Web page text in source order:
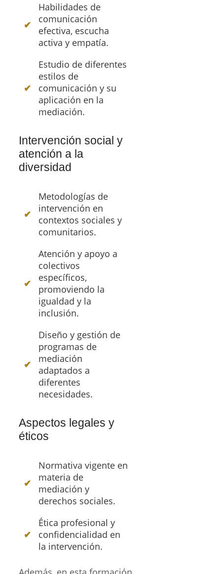
Habilidades de
comunicación
efectiva, escucha
activa y empatía.
Estudio de diferentes
estilos de
comunicación y su
aplicación en la
mediación.
Intervención social y
atención a la
diversidad
Metodologías de
intervención en
contextos sociales y
comunitarios.
Atención y apoyo a
colectivos
específicos,
promoviendo la
igualdad y la
inclusión.
Diseño y gestión de
programas de
mediación
adaptados a
diferentes
necesidades.
Aspectos legales y
éticos
Normativa vigente en
materia de
mediación y
derechos sociales.
Ética profesional y
confidencialidad en
la intervención.